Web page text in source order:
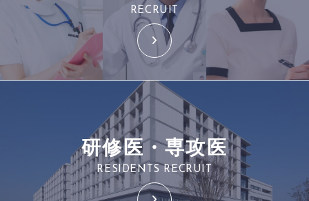
RECRUIT
研修医・専攻医
RESIDENTS RECRUIT